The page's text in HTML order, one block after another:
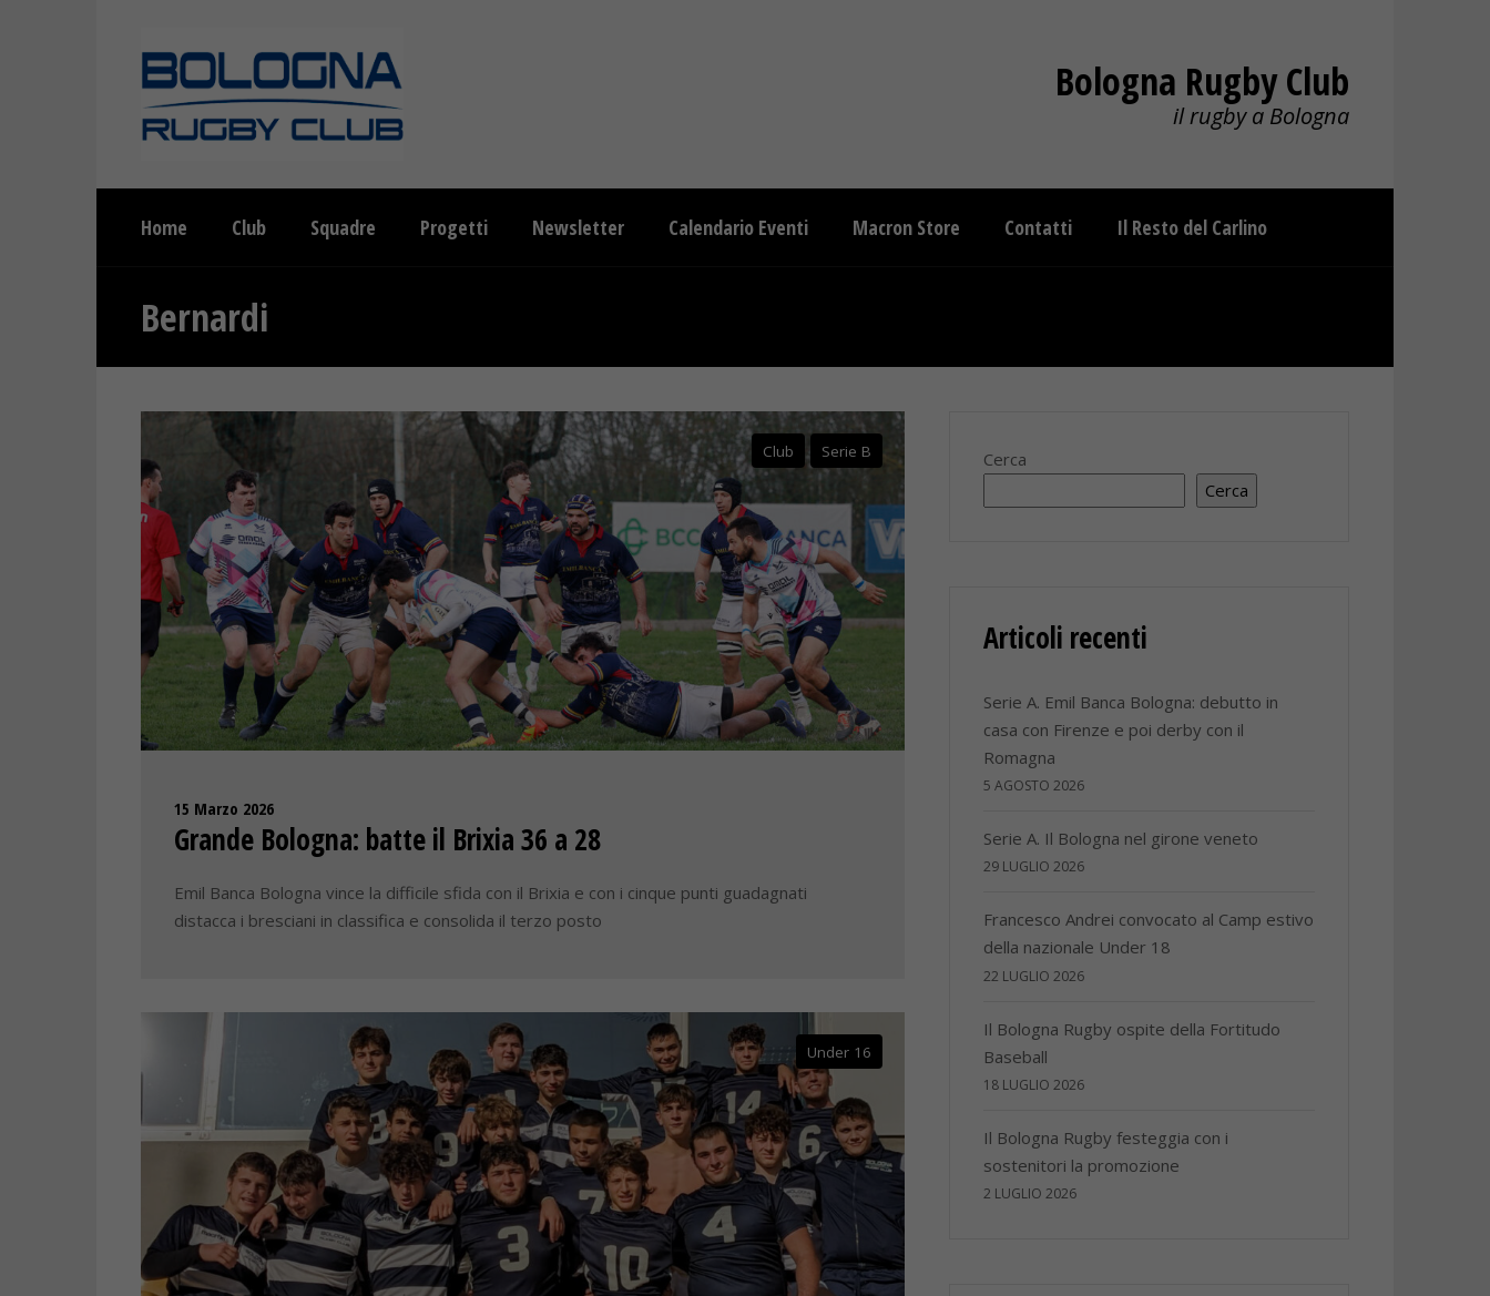
Bologna Rugby Club
il rugby a Bologna
Home Club Squadre Progetti Newsletter Calendario Eventi Macron Store Contatti Il Resto del Carlino
Bernardi
Club Serie B
15 Marzo 2026
Grande Bologna: batte il Brixia 36 a 28
Emil Banca Bologna vince la difficile sfida con il Brixia e con i cinque punti guadagnati
distacca i bresciani in classifica e consolida il terzo posto
Under 16
Cerca
Cerca
Articoli recenti
Serie A. Emil Banca Bologna: debutto in
casa con Firenze e poi derby con il
Romagna
5 AGOSTO 2026
Serie A. Il Bologna nel girone veneto
29 LUGLIO 2026
Francesco Andrei convocato al Camp estivo
della nazionale Under 18
22 LUGLIO 2026
Il Bologna Rugby ospite della Fortitudo
Baseball
18 LUGLIO 2026
Il Bologna Rugby festeggia con i
sostenitori la promozione
2 LUGLIO 2026